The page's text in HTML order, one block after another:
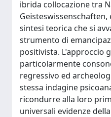
ibrida collocazione tra
sintesi teorica che si
strumento di
positivista. L'approccio
particolarmente
regressivo ed
stessa indagine
ricondurre alla loro
universali evidenze